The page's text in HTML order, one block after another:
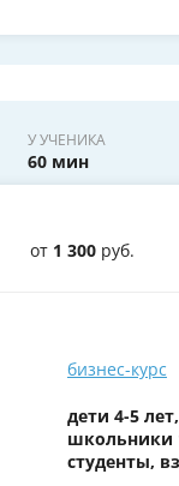
У УЧЕНИКА
60 мин
от 1 300 руб.
бизнес-курс
дети 4-5
школьники
студенты,